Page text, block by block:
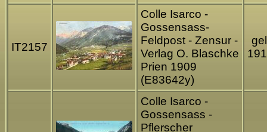
IT2157
Colle Isarco -
Gossensass-
Feldpost - Zensur -
Verlag O. Blaschke
Prien 1909
(E83642y)
Colle Isarco -
Gossensass -
Pflerscher